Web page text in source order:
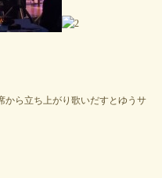
から立ち上がり歌いだすとゆうサ